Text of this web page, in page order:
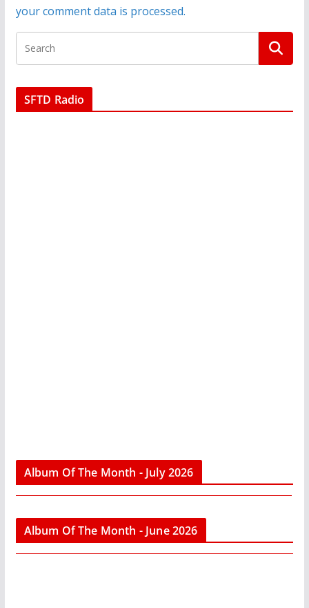
your comment data is processed.
SFTD Radio
Album Of The Month - July 2026
Album Of The Month - June 2026